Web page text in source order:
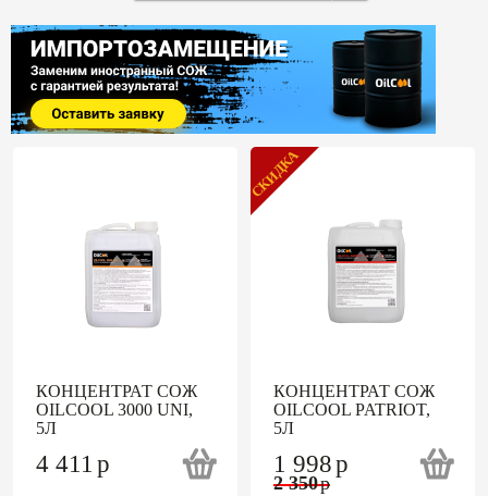
КОНЦЕНТРАТ СОЖ
OILCOOL 3000 UNI,
5Л
4 411p
СКИДКА
КОНЦЕНТРАТ СОЖ
OILCOOL PATRIOT,
5Л
1 998p
2 350p